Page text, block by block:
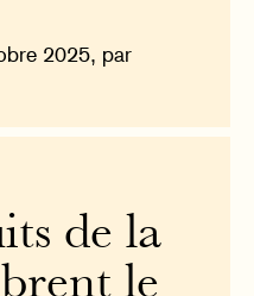
2025, par
de la
le